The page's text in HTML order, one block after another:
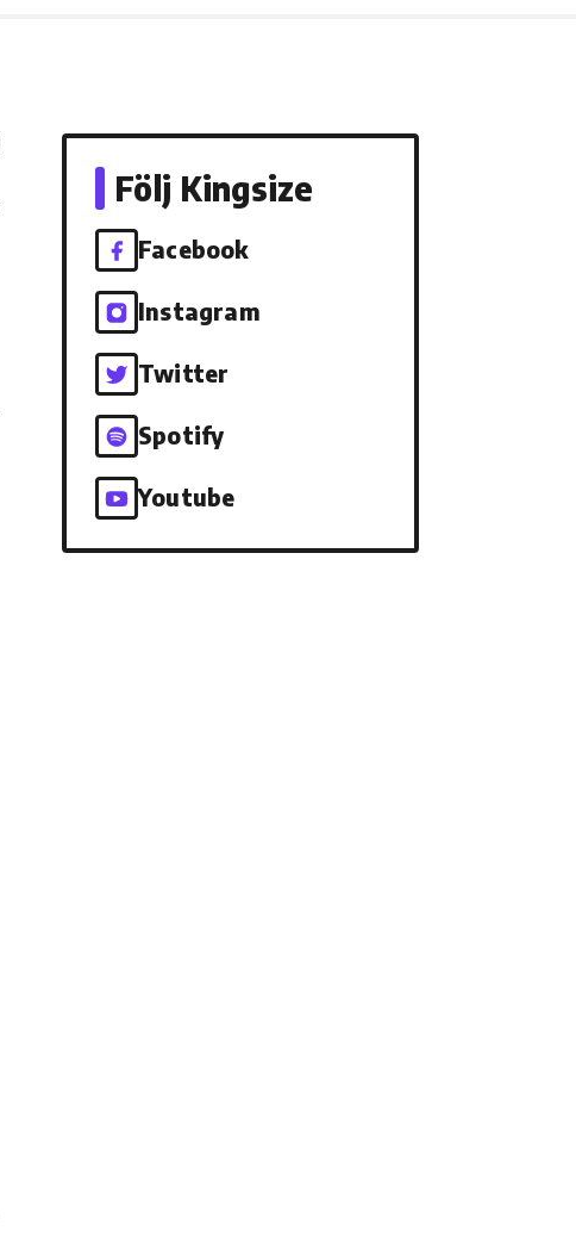
Följ Kingsize
Facebook
Instagram
Twitter
Spotify
Youtube